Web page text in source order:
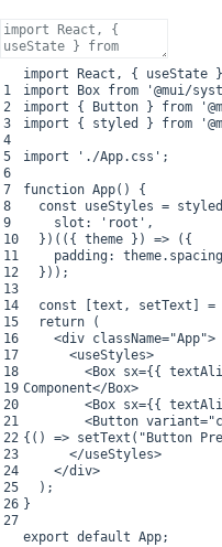
1
2
3
4
5
6
7
8
9
10
11
12
13
14
15
16
17
18
19
20
21
22
23
24
25
26
27
import React , { useState }
import
Box from '@mui/
import
{ Button } from
import
{ styled } from
import './App.css' ;
function App( )
{
const
useStyles = styled
slot : 'root' ,
} ) ( ( { theme } ) => ( {
padding: theme. spacing
} ) ) ;
const text , setText =
return
(
<div className="App">
<useStyles>
<Box sx={ {
Component</Box>
<Box sx={ {
<Button variant=
{ ( ) => setText ( "Button
</useStyles>
</div>
) ;
}
export default App;